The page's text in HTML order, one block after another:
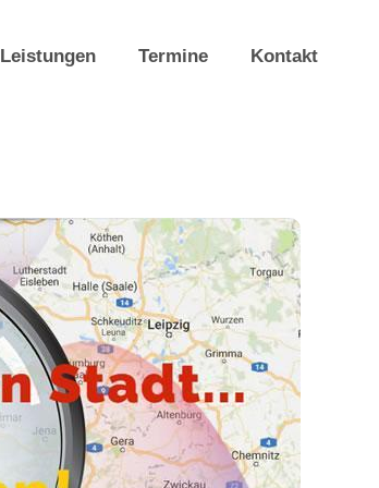
Leistungen Termine Kontakt